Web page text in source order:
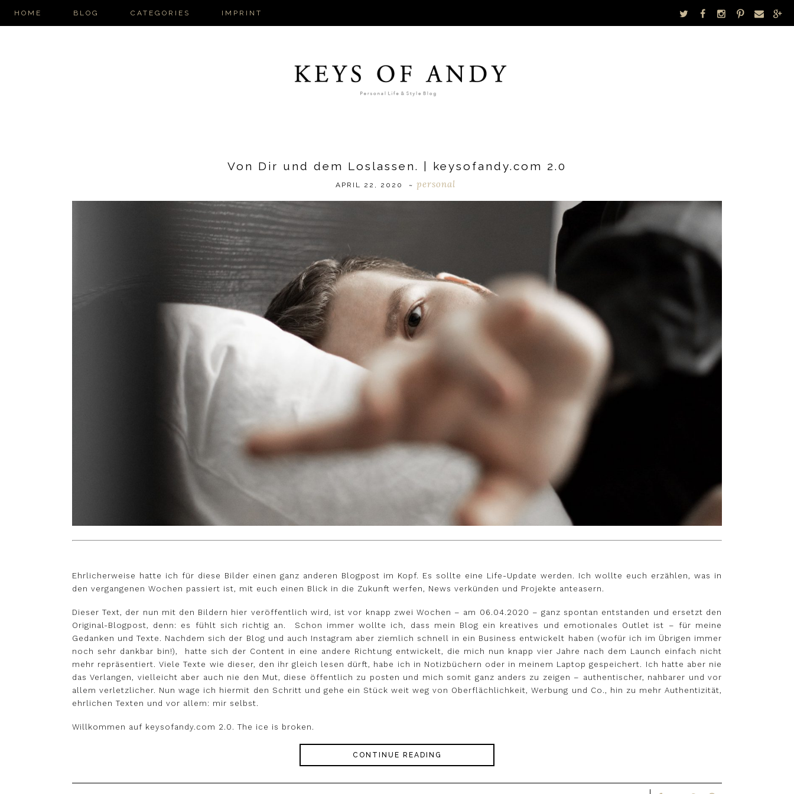
HOME BLOG CATEGORIES IMPRINT
Von Dir und dem Loslassen. | keysofandy.com 2.0
APRIL 22, 2020 ~ personal
Ehrlicherweise hatte ich für diese Bilder einen ganz anderen Blogpost im Kopf. Es sollte eine Life-Update werden. Ich wollte euch erzählen, was in
den vergangenen Wochen passiert ist, mit euch einen Blick in die Zukunft werfen, News verkünden und Projekte anteasern.
Dieser Text, der nun mit den Bildern hier veröffentlich wird, ist vor knapp zwei Wochen – am 06.04.2020 – ganz spontan entstanden und ersetzt den
Original-Blogpost, denn: es fühlt sich richtig an. Schon immer wollte ich, dass mein Blog ein kreatives und emotionales Outlet ist – für meine
Gedanken und Texte. Nachdem sich der Blog und auch Instagram aber ziemlich schnell in ein Business entwickelt haben (wofür ich im Übrigen immer
noch sehr dankbar bin!), hatte sich der Content in eine andere Richtung entwickelt, die mich nun knapp vier Jahre nach dem Launch einfach nicht
mehr repräsentiert. Viele Texte wie dieser, den ihr gleich lesen dürft, habe ich in Notizbüchern oder in meinem Laptop gespeichert. Ich hatte aber nie
das Verlangen, vielleicht aber auch nie den Mut, diese öffentlich zu posten und mich somit ganz anders zu zeigen – authentischer, nahbarer und vor
allem verletzlicher. Nun wage ich hiermit den Schritt und gehe ein Stück weit weg von Oberflächlichkeit, Werbung und Co., hin zu mehr Authentizität,
ehrlichen Texten und vor allem: mir selbst.
Willkommen auf keysofandy.com 2.0. The ice is broken.
CONTINUE READING